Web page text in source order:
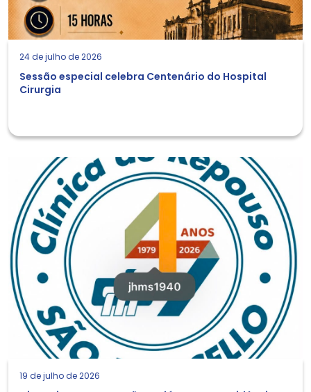
24 de julho de 2026
Sessão especial celebra Centenário do Hospital
Cirurgia
19 de julho de 2026